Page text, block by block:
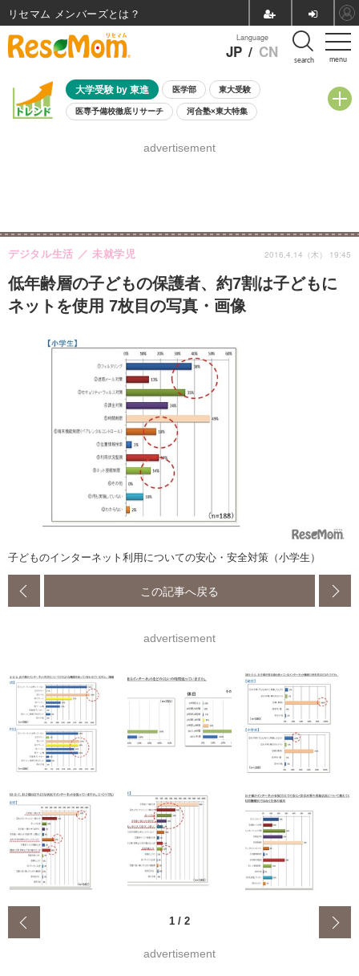
menu
Language
JP / CN search
大学受験 by 東進 医学部 東大受験
医専予備校徹底リサーチ 河合塾×東大特集
8月開催学校説明会・相談会
advertisement
低年齢層の子どもの保護者、約7割は子どもに
ネットを使用 7枚目の写真・画像
デジタル生活 未就学児 2016.4.14（木） 19:45
子どものインターネット利用についての安心・安全対策（小学生）
この記事へ戻る
advertisement
1 / 2
advertisement
リセマム メンバーズ